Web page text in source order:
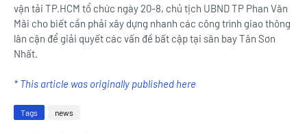
vận tải TP.HCM tổ chức ngày 20-8, chủ tịch UBND TP Phan Văn
Mãi cho biết cần phải xây dựng nhanh các công trình giao thông
lân cận để giải quyết các vấn đề bất cập tại sân bay Tân Sơn
Nhất.
* This article was originally published here
Tags news